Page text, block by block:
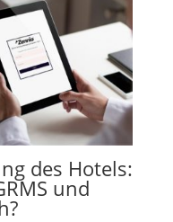
des Hotels:
und